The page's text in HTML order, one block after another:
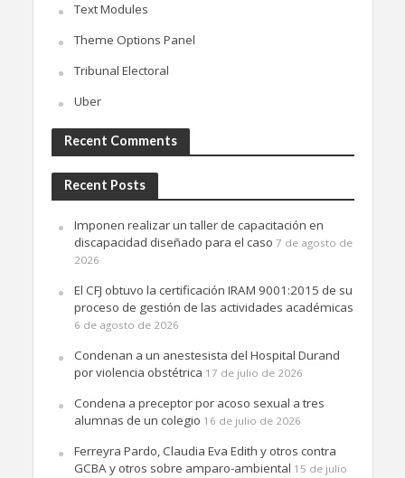
Text Modules
Theme Options Panel
Tribunal Electoral
Uber
Recent Comments
Recent Posts
Imponen realizar un taller de capacitación en
discapacidad diseñado para el caso 7 de agosto de
2026
El CFJ obtuvo la certificación IRAM 9001:2015 de su
proceso de gestión de las actividades académicas
6 de agosto de 2026
Condenan a un anestesista del Hospital Durand
por violencia obstétrica 17 de julio de 2026
Condena a preceptor por acoso sexual a tres
alumnas de un colegio 16 de julio de 2026
Ferreyra Pardo, Claudia Eva Edith y otros contra
GCBA y otros sobre amparo-ambiental 15 de julio